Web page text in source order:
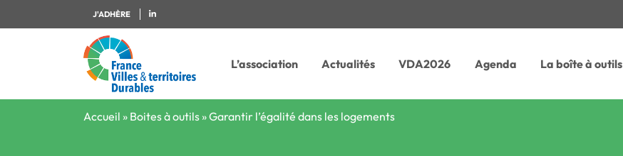
J'ADHÈRE
L’association Actualités VDA2026 Agenda La boîte à outils
Accueil » Boites à outils »Garantir l’égalité dans les logements